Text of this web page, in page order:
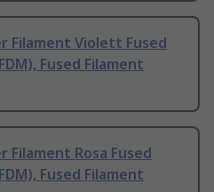
Filament Violett Fused
Fused Filament
Filament Rosa Fused
Fused Filament